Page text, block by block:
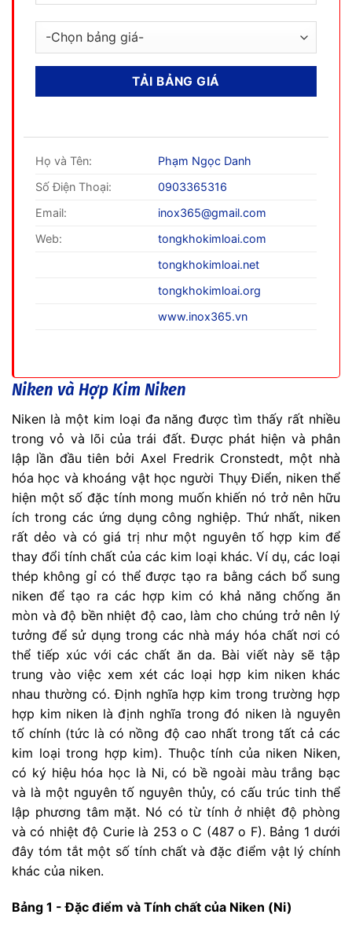
Họ và Tên:
Phạm Ngọc Danh
Số Điện Thoại:
0903365316
Email:
inox365@gmail.com
Web:
tongkhokimloai.com
tongkhokimloai.net
tongkhokimloai.org
www.inox365.vn
Niken và Hợp Kim Niken
Niken là một kim loại đa năng được tìm thấy rất nhiều
trong vỏ và lõi của trái đất. Được phát hiện và phân
lập lần đầu tiên bởi Axel Fredrik Cronstedt, một nhà
hóa học và khoáng vật học người Thụy Điển, niken thể
hiện một số đặc tính mong muốn khiến nó trở nên hữu
ích trong các ứng dụng công nghiệp. Thứ nhất, niken
rất dẻo và có giá trị như một nguyên tố hợp kim để
thay đổi tính chất của các kim loại khác. Ví dụ, các loại
thép không gỉ có thể được tạo ra bằng cách bổ sung
niken để tạo ra các hợp kim có khả năng chống ăn
mòn và độ bền nhiệt độ cao, làm cho chúng trở nên lý
tưởng để sử dụng trong các nhà máy hóa chất nơi có
thể tiếp xúc với các chất ăn da. Bài viết này sẽ tập
trung vào việc xem xét các loại hợp kim niken khác
nhau thường có. Định nghĩa hợp kim trong trường hợp
hợp kim niken là định nghĩa trong đó niken là nguyên
tố chính (tức là có nồng độ cao nhất trong tất cả các
kim loại trong hợp kim). Thuộc tính của niken Niken,
có ký hiệu hóa học là Ni, có bề ngoài màu trắng bạc
và là một nguyên tố nguyên thủy, có cấu trúc tinh thể
lập phương tâm mặt. Nó có từ tính ở nhiệt độ phòng
và có nhiệt độ Curie là 253 o C (487 o F). Bảng 1 dưới
đây tóm tắt một số tính chất và đặc điểm vật lý chính
khác của niken.
Bảng 1 - Đặc điểm và Tính chất của Niken (Ni)